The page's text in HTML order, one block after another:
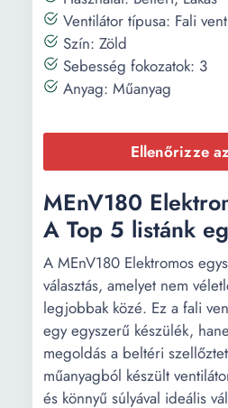
Ventilátor típusa: Fali
Szín: Zöld
Sebesség fokozatok: 3
Anyag: Műanyag
Ellenőrizze
MEnV180
A Top 5 listánk
A MEnV180 Elektromos
választás, amelyet nem
legjobbak közé. Ez a fali
egy egyszerű készülék,
megoldás a beltéri
műanyagból készült
és könnyű súlyával ideális